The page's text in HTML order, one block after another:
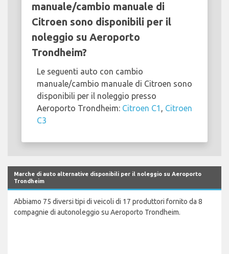
manuale/cambio manuale di
Citroen sono disponibili per il
noleggio su Aeroporto
Trondheim?
Le seguenti auto con cambio
manuale/cambio manuale di Citroen sono
disponibili per il noleggio presso
Aeroporto Trondheim: Citroen C1 , Citroen
C3
Marche di auto alternative disponibili per il noleggio su Aeroporto
Trondheim
Abbiamo 75 diversi tipi di veicoli di 17 produttori fornito da 8
compagnie di autonoleggio su Aeroporto Trondheim.